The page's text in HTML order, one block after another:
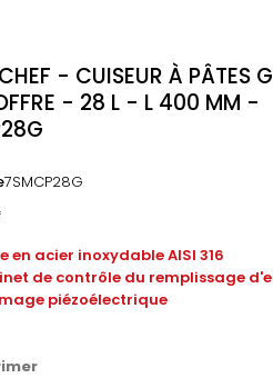
- CUISEUR À PÂTES
- 28 L - L 400 MM -
7SMCP28G
en acier inoxydable AISI 316
de contrôle du remplissage
piézoélectrique